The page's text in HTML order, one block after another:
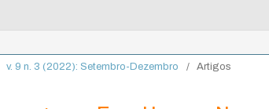
v. 9 n. 3 (2022): Setembro-Dezembro / Artigos